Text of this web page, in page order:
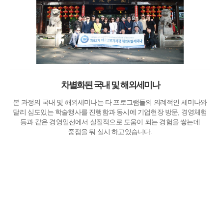
차별화된 국내 및 해외세미나
본 과정의 국내 및 해외세미나는 타 프로그램들의 의례적인 세미나와
달리 심도있는 학술행사를 진행함과 동시에 기업현장 방문, 경영체험
등과 같은 경영일선에서 실질적으로 도움이 되는 경험을 쌓는데
중점을 둬 실시 하고있습니다.